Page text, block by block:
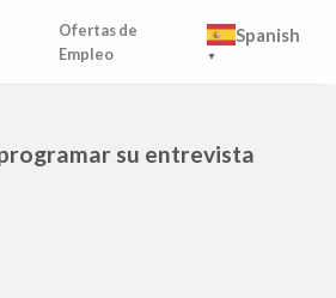
Ofertas de
Empleo
Spanish
▼
su entrevista